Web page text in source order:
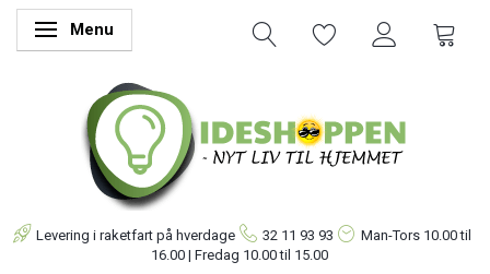
Skifte navigation
Menu
Levering i raketfart på hverdage 32 11 93 93 Man-Tors 10.00 til
16.00 | Fredag 10.00 til 15.00